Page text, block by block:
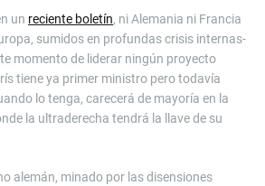
un reciente boletín, ni Alemania ni Francia
sumidos en profundas crisis internas-
momento de liderar ningún proyecto
tiene ya primer ministro pero todavía
lo tenga, carecerá de mayoría en la
la ultraderecha tendrá la llave de su
alemán, minado por las disensiones